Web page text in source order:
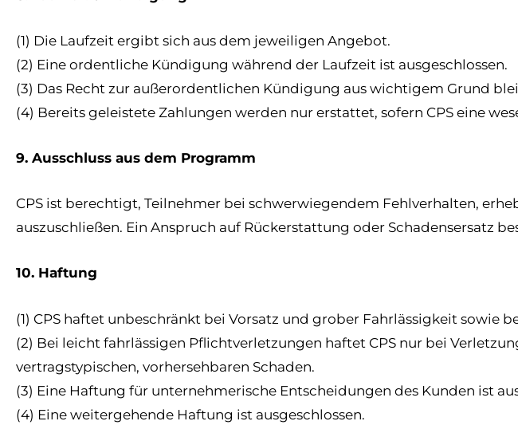
(1) Die Laufzeit ergibt sich aus dem jeweiligen Angebot.
(2) Eine ordentliche Kündigung während der Laufzeit ist ausgeschlossen.
(3) Das Recht zur außerordentlichen Kündigung aus wichtigem Grund
(4) Bereits geleistete Zahlungen werden nur erstattet, sofern CPS eine
9. Ausschluss aus dem Programm
CPS ist berechtigt, Teilnehmer bei schwerwiegendem Fehlverhalten,
auszuschließen. Ein Anspruch auf Rückerstattung oder Schadensersatz
10. Haftung
(1) CPS haftet unbeschränkt bei Vorsatz und grober Fahrlässigkeit sowie
(2) Bei leicht fahrlässigen Pflichtverletzungen haftet CPS nur bei
vertragstypischen, vorhersehbaren Schaden.
(3) Eine Haftung für unternehmerische Entscheidungen des Kunden ist
(4) Eine weitergehende Haftung ist ausgeschlossen.